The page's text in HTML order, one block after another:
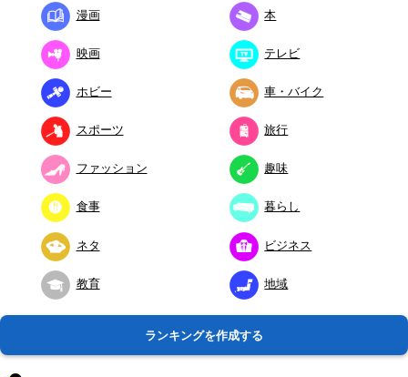
漫画 本
映画 テレビ
ホビー 車・バイク
スポーツ 旅行
ファッション 趣味
食事 暮らし
ネタ ビジネス
教育 地域
ランキングを作成する